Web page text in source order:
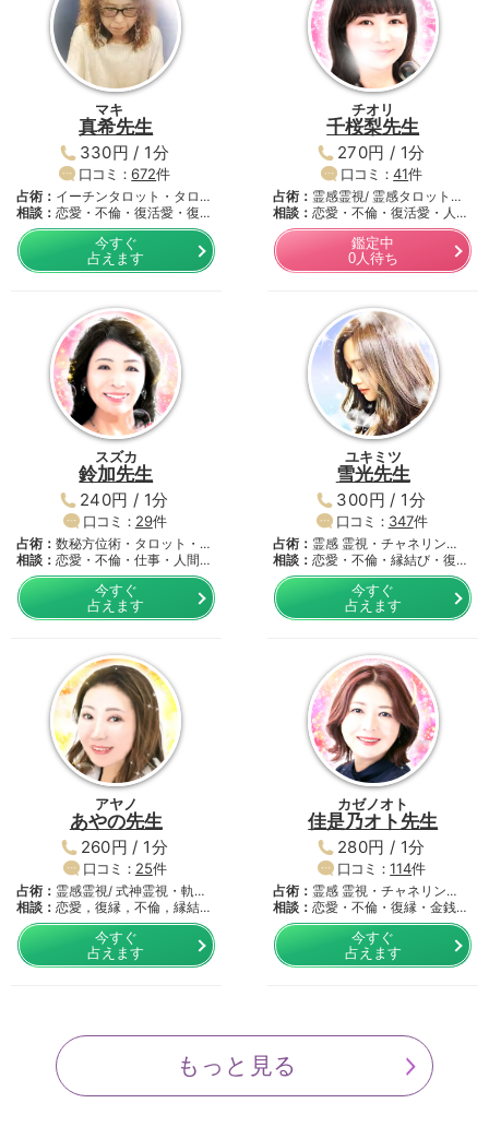
マキ
真希先生
330円 / 1分
口コミ：672件
占術： イーチンタロット・タロッ
ト…
相談： 恋愛・不倫・復活愛・復
縁・…
今すぐ
占えます
チオリ
千桜梨先生
270円 / 1分
口コミ：41件
占術： 霊感霊視/ 霊感タロット・
…
相談：恋愛・不倫・復活愛・人間
関…
鑑定中
0人待ち
スズカ
鈴加先生
240円 / 1分
口コミ： 29件
占術： 数秘方位術・タロット・サ
イ…
相談： 恋愛・不倫・仕事・人間関
係…
今すぐ
占えます
ユキミツ
雪光先生
300円 / 1分
口コミ： 347件
占術： 霊感 霊視・チャネリン
グ・…
相談：恋愛・不倫・縁結び・復活
愛…
今すぐ
占えます
アヤノ
あやの先生
260円 / 1分
口コミ： 25件
占術： 霊感霊視/ 式神霊視・軌
道…
相談： 恋愛，復縁，不倫，縁結
び，…
今すぐ
占えます
カゼノオト
佳是乃オト先生
280円 / 1分
口コミ：114件
占術： 霊感 霊視・チャネリン
グ・…
相談：恋愛・不倫・復縁・金銭・
仕…
今すぐ
占えます
もっと見る